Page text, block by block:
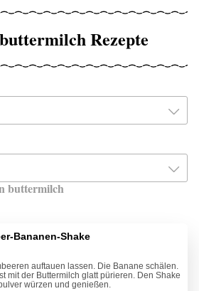
Rezepte
buttermilch
Bananen-Shake
auftauen lassen. Die Banane schälen.
mit der Buttermilch glatt pürieren. Den Shake
würzen und genießen.